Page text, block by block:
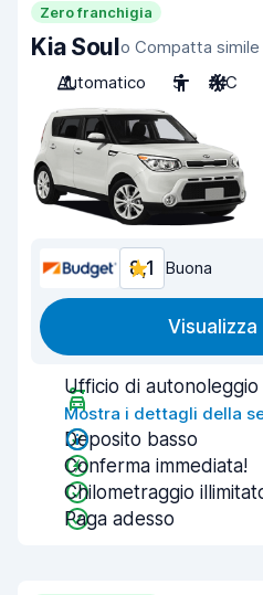
Zero franchigia
Kia Soulo Compatta simile
Automatico
5 A/C
8,1 Buona
Ufficio di autonoleggio
Mostra i dettagli della
Deposito basso
Conferma immediata!
Chilometraggio
Paga adesso